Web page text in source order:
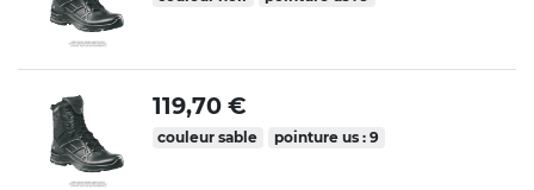
119,70 €
couleur sable pointure us : 9